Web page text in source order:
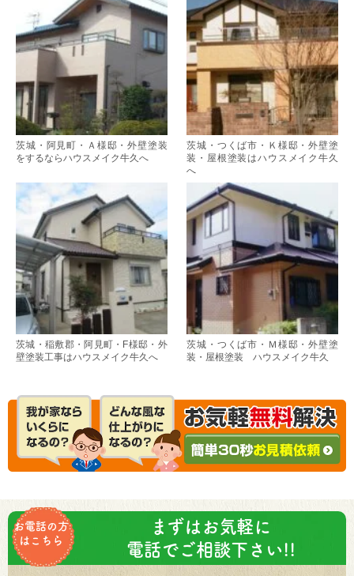
茨城・阿見町・Ａ様邸・外壁塗装
をするならハウスメイク牛久へ
茨城・つくば市・Ｋ様邸・外壁塗
装・屋根塗装はハウスメイク牛久
へ
茨城・稲敷郡・阿見町・F様邸・外
壁塗装工事はハウスメイク牛久へ
茨城・つくば市・Ｍ様邸・外壁塗
装・屋根塗装 ハウスメイク牛久
お電話の方
はこちら
まずはお気軽に
電話でご相談下さい!!